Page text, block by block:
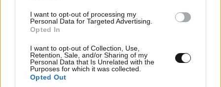
I want to opt-out of processing my
Personal Data for Targeted Advertising.
Opted In
I want to opt-out of Collection, Use,
Retention, Sale, and/or Sharing of my
Personal Data that Is Unrelated with the
Purposes for which it was collected.
Opted Out